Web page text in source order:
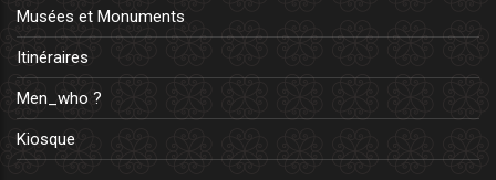
Musées et Monuments
Itinéraires
Men_who ?
Kiosque